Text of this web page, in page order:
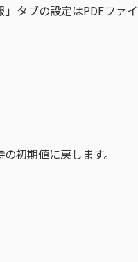
タブの設定はPDFファ
初期値に戻します。